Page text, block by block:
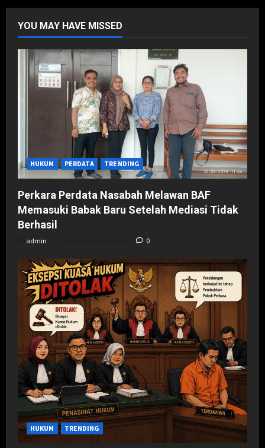
YOU MAY HAVE MISSED
HUKUM PERDATA TRENDING
Perkara Perdata Nasabah Melawan BAF
Memasuki Babak Baru Setelah Mediasi Tidak
Berhasil
admin 0
HUKUM TRENDING